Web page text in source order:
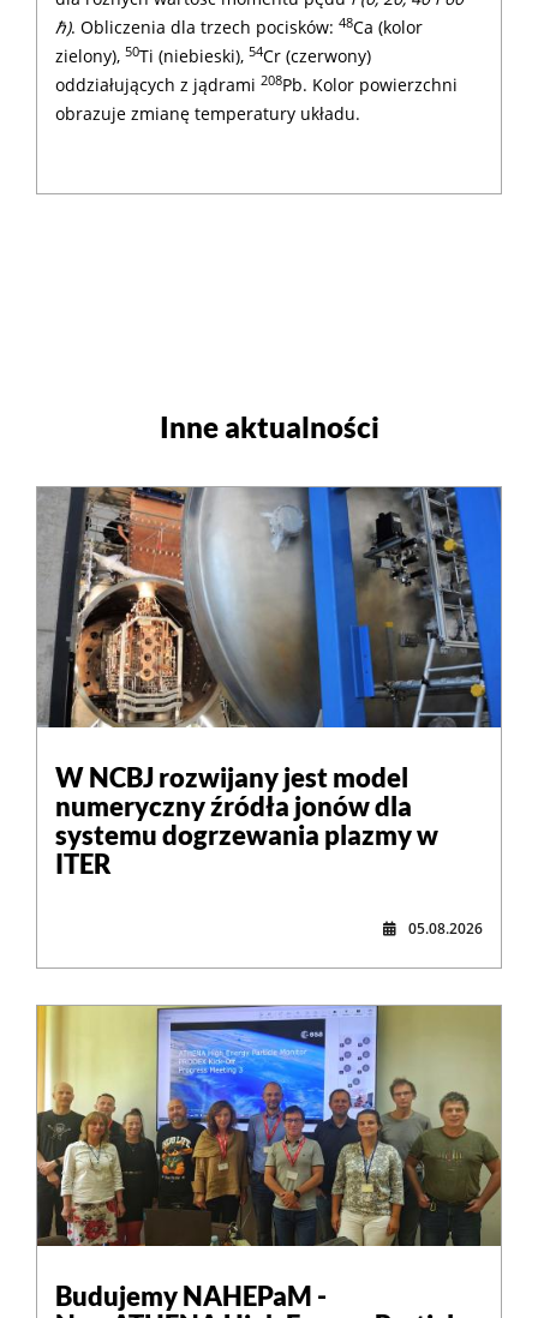
ℏ). Obliczenia dla trzech pocisków: 48Ca (kolor
zielony), 50Ti (niebieski), 54Cr (czerwony)
oddziałujących z jądrami 208Pb. Kolor powierzchni
obrazuje zmianę temperatury układu.
Inne aktualności
W NCBJ rozwijany jest model
numeryczny źródła jonów dla
systemu dogrzewania plazmy w
ITER
05.08.2026
Budujemy NAHEPaM -